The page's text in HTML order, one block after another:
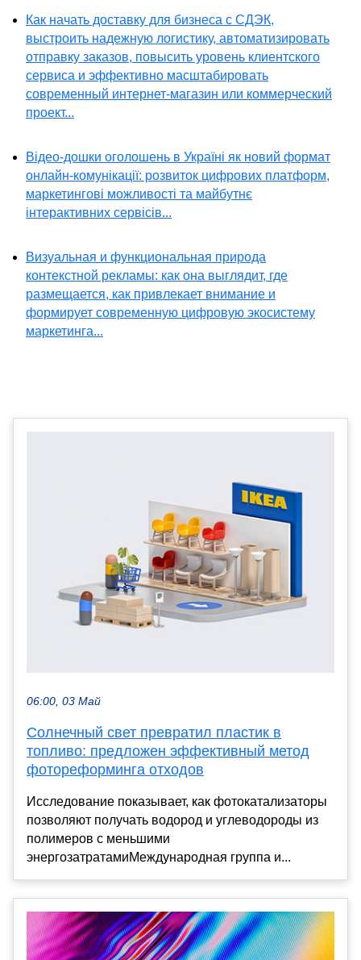
Как начать доставку для бизнеса с СДЭК,
выстроить надежную логистику, автоматизировать
отправку заказов, повысить уровень клиентского
сервиса и эффективно масштабировать
современный интернет-магазин или коммерческий
проект...
Відео-дошки оголошень в Україні як новий формат
онлайн-комунікації: розвиток цифрових платформ,
маркетингові можливості та майбутнє
інтерактивних сервісів...
Визуальная и функциональная природа
контекстной рекламы: как она выглядит, где
размещается, как привлекает внимание и
формирует современную цифровую экосистему
маркетинга...
06:00, 03 Май
Солнечный свет превратил пластик в
топливо: предложен эффективный метод
фотореформинга отходов
Исследование показывает, как фотокатализаторы
позволяют получать водород и углеводороды из
полимеров с меньшими
энергозатратамиМеждународная группа и...